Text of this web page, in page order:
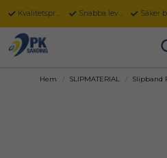
Kvalitetsprodukter Snabba leveranser Säker
Hem SLIPMATERIAL Slipband